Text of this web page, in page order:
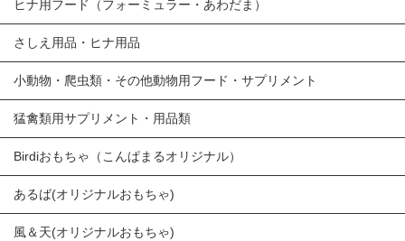
ヒナ用フード（フォーミュラー・あわだま）
さしえ用品・ヒナ用品
小動物・爬虫類・その他動物用フード・サプリメント
猛禽類用サプリメント・用品類
Birdiおもちゃ（こんぱまるオリジナル）
あるば(オリジナルおもちゃ)
風＆天(オリジナルおもちゃ)